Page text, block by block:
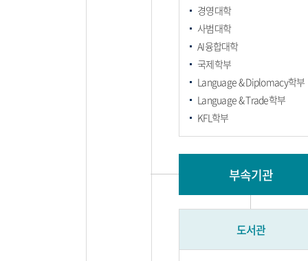
경영대학
사범대학
AI융합대학
국제학부
Language & Diplomacy학부
Language & Trade학부
KFL학부
부속기관
도서관